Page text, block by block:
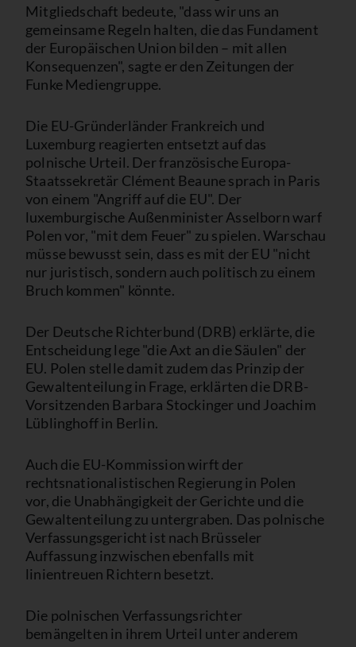
Mitgliedschaft bedeute, "dass wir uns an
gemeinsame Regeln halten, die das Fundament
der Europäischen Union bilden – mit allen
Konsequenzen", sagte er den Zeitungen der
Funke Mediengruppe.
Die EU-Gründerländer Frankreich und
Luxemburg reagierten entsetzt auf das
polnische Urteil. Der französische Europa-
Staatssekretär Clément Beaune sprach in Paris
von einem "Angriff auf die EU". Der
luxemburgische Außenminister Asselborn warf
Polen vor, "mit dem Feuer" zu spielen. Warschau
müsse bewusst sein, dass es mit der EU "nicht
nur juristisch, sondern auch politisch zu einem
Bruch kommen" könnte.
Der Deutsche Richterbund (DRB) erklärte, die
Entscheidung lege "die Axt an die Säulen" der
EU. Polen stelle damit zudem das Prinzip der
Gewaltenteilung in Frage, erklärten die DRB-
Vorsitzenden Barbara Stockinger und Joachim
Lüblinghoff in Berlin.
Auch die EU-Kommission wirft der
rechtsnationalistischen Regierung in Polen
vor, die Unabhängigkeit der Gerichte und die
Gewaltenteilung zu untergraben. Das polnische
Verfassungsgericht ist nach Brüsseler
Auffassung inzwischen ebenfalls mit
linientreuen Richtern besetzt.
Die polnischen Verfassungsrichter
bemängelten in ihrem Urteil unter anderem